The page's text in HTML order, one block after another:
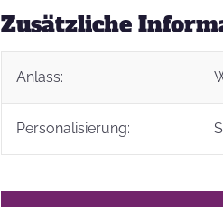
Zusätzliche
Anlass:
Personalisierung: